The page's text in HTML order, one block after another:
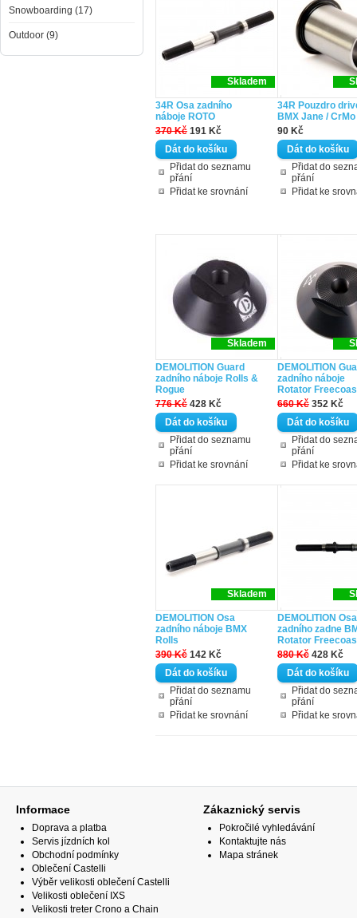
Skladem
34R Osa zadního
náboje ROTO
370 Kč 191 Kč
Přidat do seznamu
přání
Přidat ke srovnání
34R Pouzdro
BMX Jane / CrMo
90 Kč
Přidat do
přání
Přidat ke
Skladem
DEMOLITION Guard
zadního náboje Rolls &
Rogue
776 Kč 428 Kč
Přidat do seznamu
přání
Přidat ke srovnání
DEMOLITION
zadního náboje
Rotator
660 Kč 352 Kč
Přidat do
přání
Přidat ke
Skladem
DEMOLITION Osa
zadního náboje BMX
Rolls
390 Kč 142 Kč
Přidat do seznamu
přání
Přidat ke srovnání
DEMOLITION Osa
zadního zadne
Rotator
880 Kč 428 Kč
Přidat do
přání
Přidat ke
Snowboarding (17)
Outdoor (9)
Informace
Doprava a platba
Servis jízdních kol
Obchodní podmínky
Oblečení Castelli
Výběr velikosti oblečení Castelli
Velikosti oblečení IXS
Velikosti treter Crono a Chain
Zákaznický servis
Pokročilé vyhledávání
Kontaktujte nás
Mapa stránek